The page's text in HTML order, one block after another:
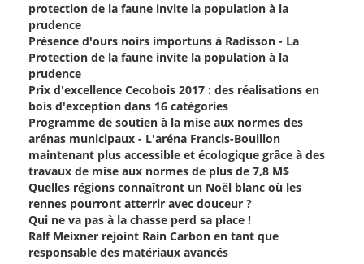
protection de la faune invite la population à la
prudence
Présence d'ours noirs importuns à Radisson - La
Protection de la faune invite la population à la
prudence
Prix d'excellence Cecobois 2017 : des réalisations en
bois d'exception dans 16 catégories
Programme de soutien à la mise aux normes des
arénas municipaux - L'aréna Francis-Bouillon
maintenant plus accessible et écologique grâce à des
travaux de mise aux normes de plus de 7,8 M$
Quelles régions connaîtront un Noël blanc où les
rennes pourront atterrir avec douceur ?
Qui ne va pas à la chasse perd sa place !
Ralf Meixner rejoint Rain Carbon en tant que
responsable des matériaux avancés